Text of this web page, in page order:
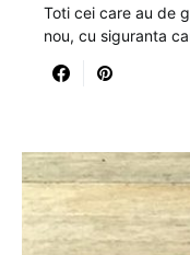
Toti cei care au de
nou, cu siguranta